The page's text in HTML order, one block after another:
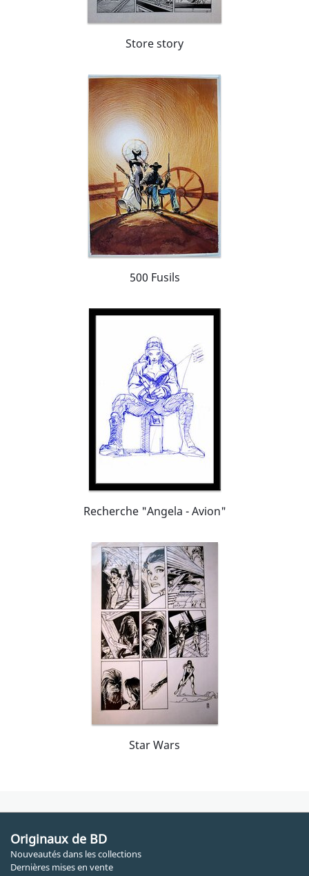
Store story
500 Fusils
Recherche "Angela - Avion"
Star Wars
Originaux de BD
Nouveautés dans les collections
Dernières mises en vente